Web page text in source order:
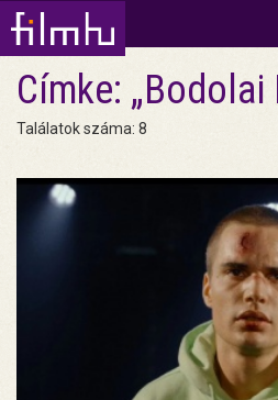
Címke: „Bodolai
Találatok száma: 8